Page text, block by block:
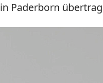
in Paderborn